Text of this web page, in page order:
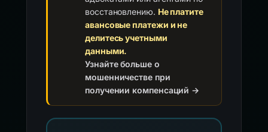
восстановлению. Не платите
авансовые платежи и не
делитесь учетными
данными.
Узнайте больше о
мошенничестве при
получении компенсаций →